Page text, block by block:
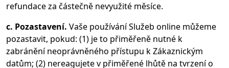
refundace za částečně nevyužité měsíce.
c. Pozastavení. Vaše používání Služeb online můžeme
pozastavit, pokud: (1) je to přiměřeně nutné k
zabránění neoprávněného přístupu k Zákaznickým
datům; (2) nereagujete v přiměřené lhůtě na tvrzení o